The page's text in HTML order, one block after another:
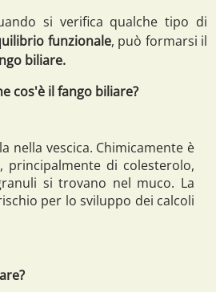
si verifica qualche tipo di
funzionale, può formarsi il
biliare.
cos'è il fango biliare?
nella vescica. Chimicamente è
di colesterolo,
si trovano nel muco. La
per lo sviluppo dei calcoli